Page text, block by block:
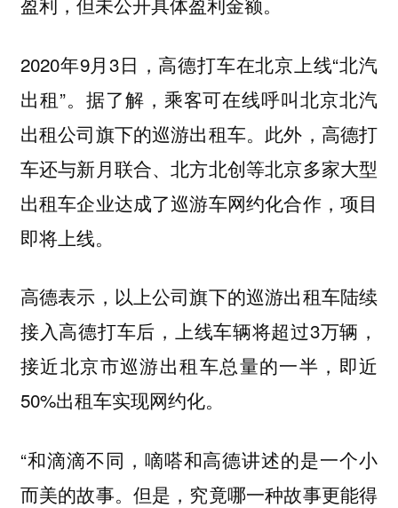
2020年9月3日，高德打车在北京上线“北汽
出租”。据了解，乘客可在线呼叫北京北汽
出租公司旗下的巡游出租车。此外，高德打
车还与新月联合、北方北创等北京多家大型
出租车企业达成了巡游车网约化合作，项目
即将上线。
高德表示，以上公司旗下的巡游出租车陆续
接入高德打车后，上线车辆将超过3万辆，
接近北京市巡游出租车总量的一半，即近
50%出租车实现网约化。
“和滴滴不同，嘀嗒和高德讲述的是一个小
而美的故事。但是，究竟哪一种故事更能得